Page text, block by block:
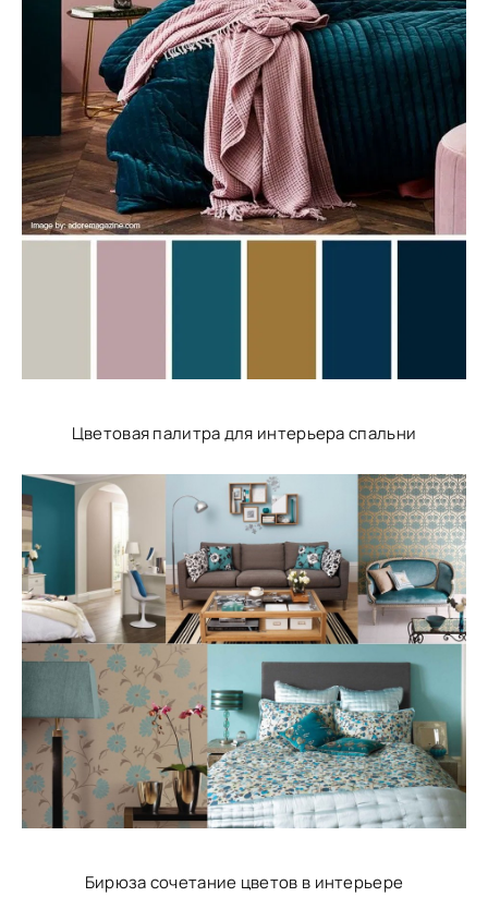
Цветовая палитра для интерьера спальни
Бирюза сочетание цветов в интерьере